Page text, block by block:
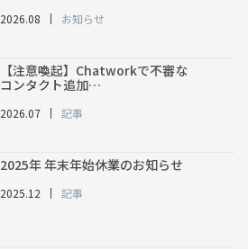
2026.08 お知らせ
【注意喚起】Chatworkで不審な
コンタクト追加…
2026.07 記事
2025年 年末年始休業のお知らせ
2025.12 記事